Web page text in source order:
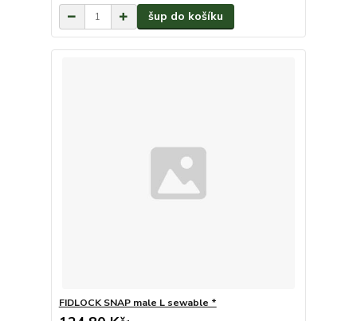
šup do košíku
FIDLOCK SNAP male L sewable *